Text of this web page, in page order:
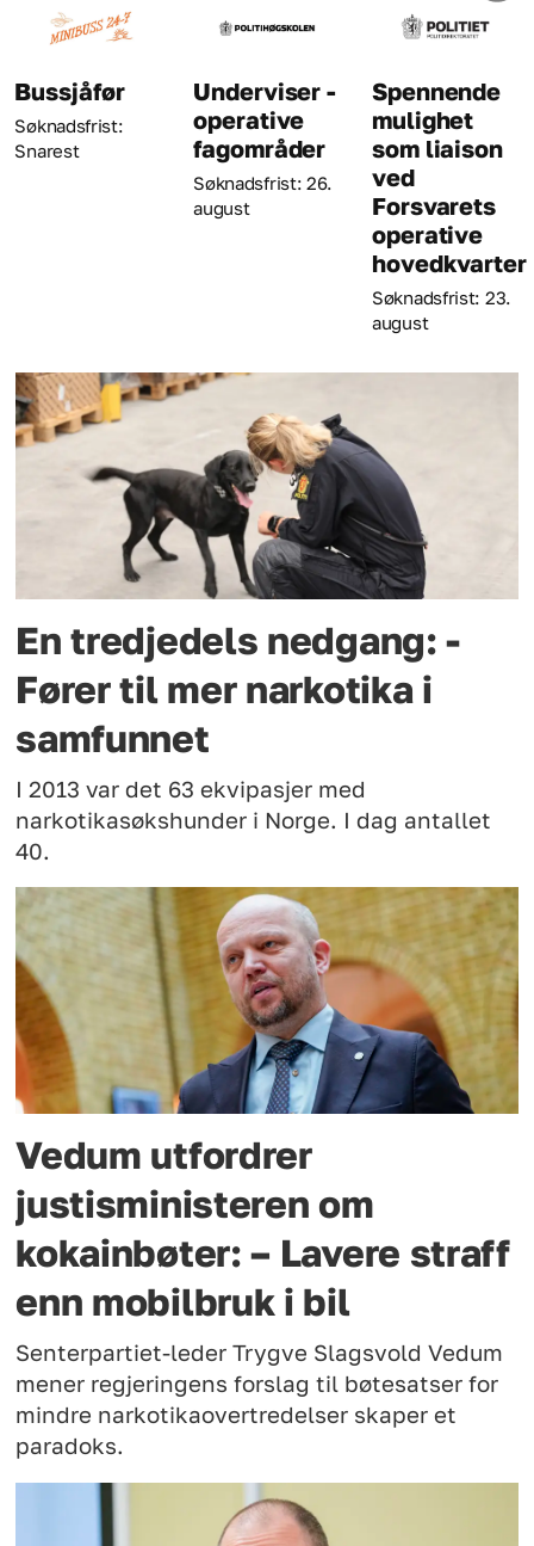
Underviser -
operative
fagområder
Spennende
mulighet
som liaison
ved
Forsvarets
Søknadsfrist: 23.
august
En tredjedels nedgang: -
Fører til mer narkotika i
samfunnet
I 2013 var det 63 ekvipasjer med
narkotikasøkshunder i Norge. I dag antallet
40.
Vedum utfordrer
justisministeren om
kokainbøter: – Lavere straff
enn mobilbruk i bil
Senterpartiet-leder Trygve Slagsvold Vedum
mener regjeringens forslag til bøtesatser for
mindre narkotikaovertredelser skaper et
paradoks.